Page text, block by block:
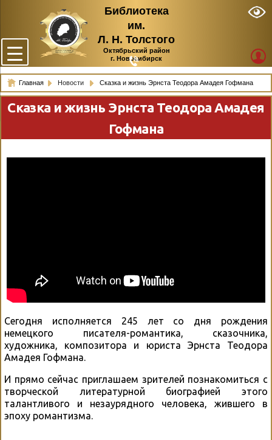
Библиотека
им.
Л. Н. Толстого
Октябрьский район
г. Новосибирск
Главная Новости Сказка и жизнь Эрнста Теодора Амадея Гофмана
Сказка и жизнь Эрнста Теодора Амадея
Гофмана
Сегодня исполняется 245 лет со дня рождения
немецкого писателя-романтика, сказочника,
художника, композитора и юриста Эрнста Теодора
Амадея Гофмана.
И прямо сейчас приглашаем зрителей познакомиться с
творческой литературной биографией этого
талантливого и незаурядного человека, жившего в
эпоху романтизма.